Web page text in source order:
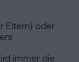
Eltern) oder
immer die